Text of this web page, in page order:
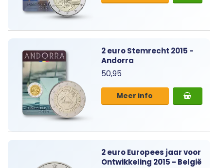
2 euro Stemrecht 2015 -
Andorra
50,95
Meer info
2 euro Europees jaar voor
Ontwikkeling 2015 - België